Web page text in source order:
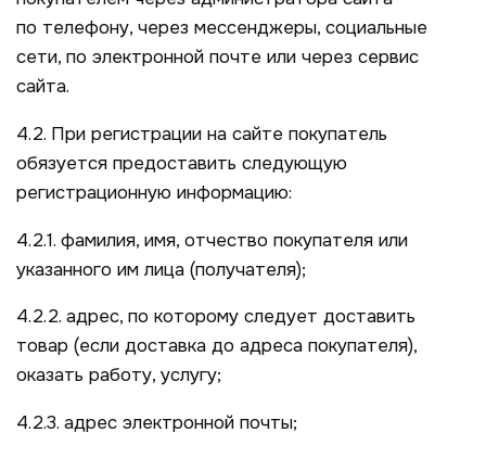
по телефону, через мессенджеры, социальные
сети, по электронной почте или через сервис
сайта.
4.2. При регистрации на сайте покупатель
обязуется предоставить следующую
регистрационную информацию:
4.2.1. фамилия, имя, отчество покупателя или
указанного им лица (получателя);
4.2.2. адрес, по которому следует доставить
товар (если доставка до адреса покупателя),
оказать работу, услугу;
4.2.3. адрес электронной почты;